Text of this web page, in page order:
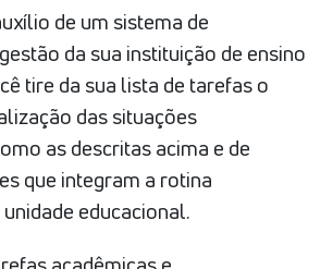
de um sistema de
da sua instituição de ensino
tire da sua lista de tarefas o
das situações
as descritas acima e de
que integram a rotina
educacional.